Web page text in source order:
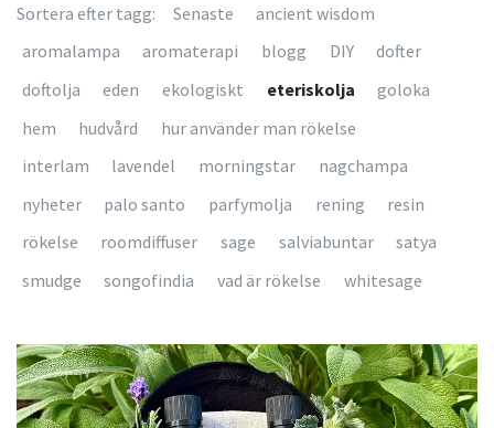
Sortera efter tagg: Senaste
ancient wisdom
aromalampa
aromaterapi blogg DIY
dofter
doftolja
eden ekologiskt eteriskolja
goloka
hem
hudvård
hur använder man rökelse
interlam
lavendel morningstar
nagchampa
nyheter
palo santo parfymolja rening
resin
rökelse
roomdiffuser sage salviabuntar
satya
smudge
songofindia vad är rökelse whitesage